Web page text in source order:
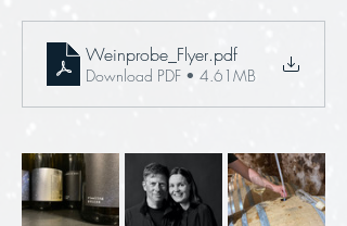
Weinprobe_Flyer.pdf
Download PDF • 4.61MB